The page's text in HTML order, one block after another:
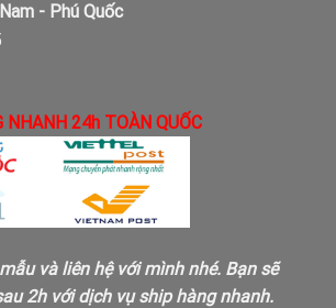
- Phú Quốc
NHANH 24h TOÀN QUỐC
và liên hệ với mình nhé. Bạn sẽ
2h với dịch vụ ship hàng nhanh.